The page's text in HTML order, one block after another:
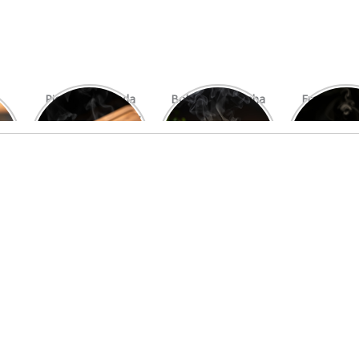
Picanha Grelhada
com Chimichurri
Bolo de Pamonha
na Palha
Frango
com